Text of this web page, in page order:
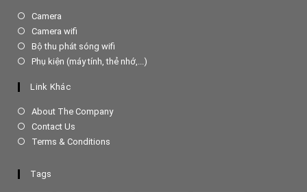
Camera
in
new
tab
Camera wifi
in
new
Bộ thu phát sóng wifi
in
Phụ kiện (máy tính, thẻ nhớ,...)
Link Khác
About The Company
Contact Us
Terms & Conditions
Tags